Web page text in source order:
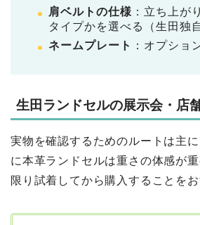
肩ベルトの仕様 ：立ち上が
タイプかを選べる（生田独
ネームプレート
：オプショ
生田ランドセルの展示会・店
実物を確認するためのルートは主
に本革ランドセルは重さの体感が
限り試着してから購入することをお